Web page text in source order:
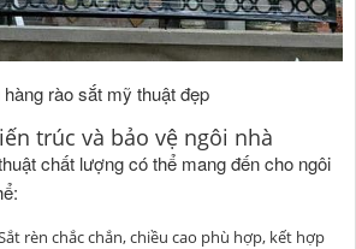
hàng rào sắt mỹ thuật đẹp
trúc và bảo vệ ngôi nhà
chất lượng có thể mang đến cho ngôi
rèn chắc chắn, chiều cao phù hợp, kết hợp